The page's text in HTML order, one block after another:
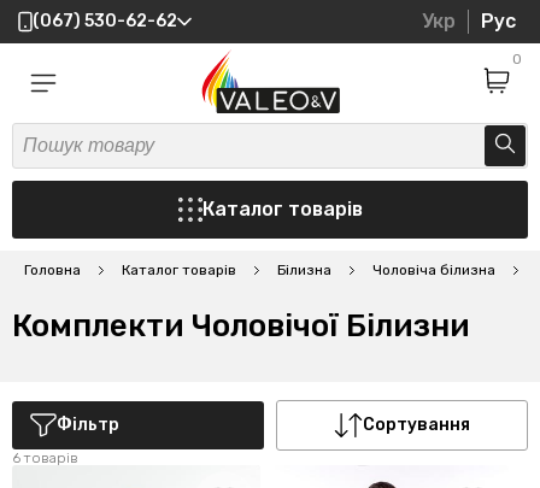
(067) 530-62-62 Укр Рус
0
Каталог товарів
Головна Каталог товарів Білизна Чоловіча білизна
Комплекти Чоловічої Білизни
Фільтр Сортування
6 товарів